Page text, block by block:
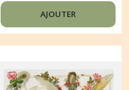
AJOUTER